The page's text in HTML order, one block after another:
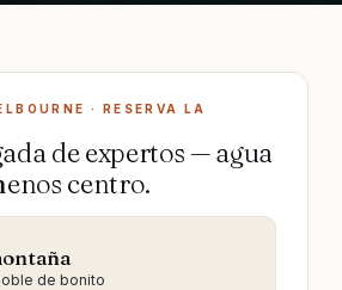
· RESERVA LA
de expertos — agua
centro.
de bonito